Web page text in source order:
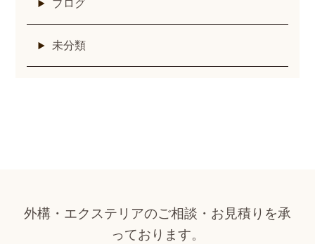
ブログ
未分類
外構・エクステリアのご相談・お見積りを承
っております。